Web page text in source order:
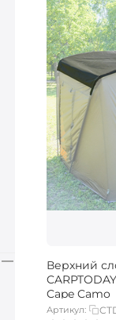
Верхний
Cape Camo
Артикул: